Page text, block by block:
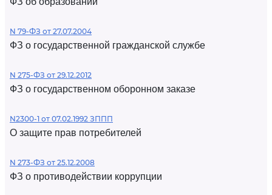
N 79-ФЗ от 27.07.2004
ФЗ о государственной гражданской службе
N 275-ФЗ от 29.12.2012
ФЗ о государственном оборонном заказе
N2300-1 от 07.02.1992 ЗППП
О защите прав потребителей
N 273-ФЗ от 25.12.2008
ФЗ о противодействии коррупции